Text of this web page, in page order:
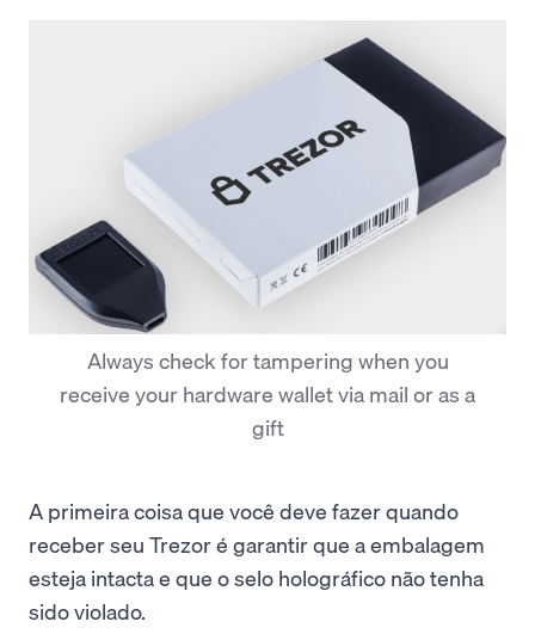
Always check for tampering when you
receive your hardware wallet via mail or as a
gift
A primeira coisa que você deve fazer quando
receber seu Trezor é garantir que a embalagem
esteja intacta e que o selo holográfico não tenha
sido violado.